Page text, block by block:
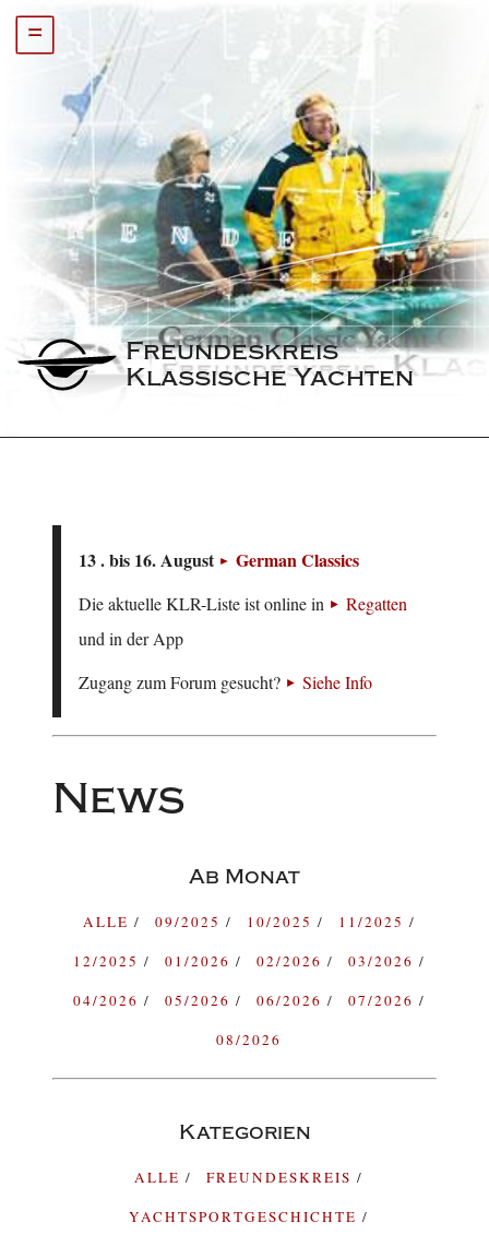
=
Freundeskreis
Klassische Yachten
13 . bis 16. August German Classics
Die aktuelle KLR-Liste ist online in
Regatten
und in der App
Zugang zum Forum gesucht?
Siehe Info
News
Ab Monat
ALLE 09/2025 10/2025
11/2025
12/2025
01/2026 02/2026
03/2026
04/2026
05/2026 06/2026
07/2026
08/2026
Kategorien
ALLE
FREUNDESKREIS
YACHTSPORTGESCHICHTE